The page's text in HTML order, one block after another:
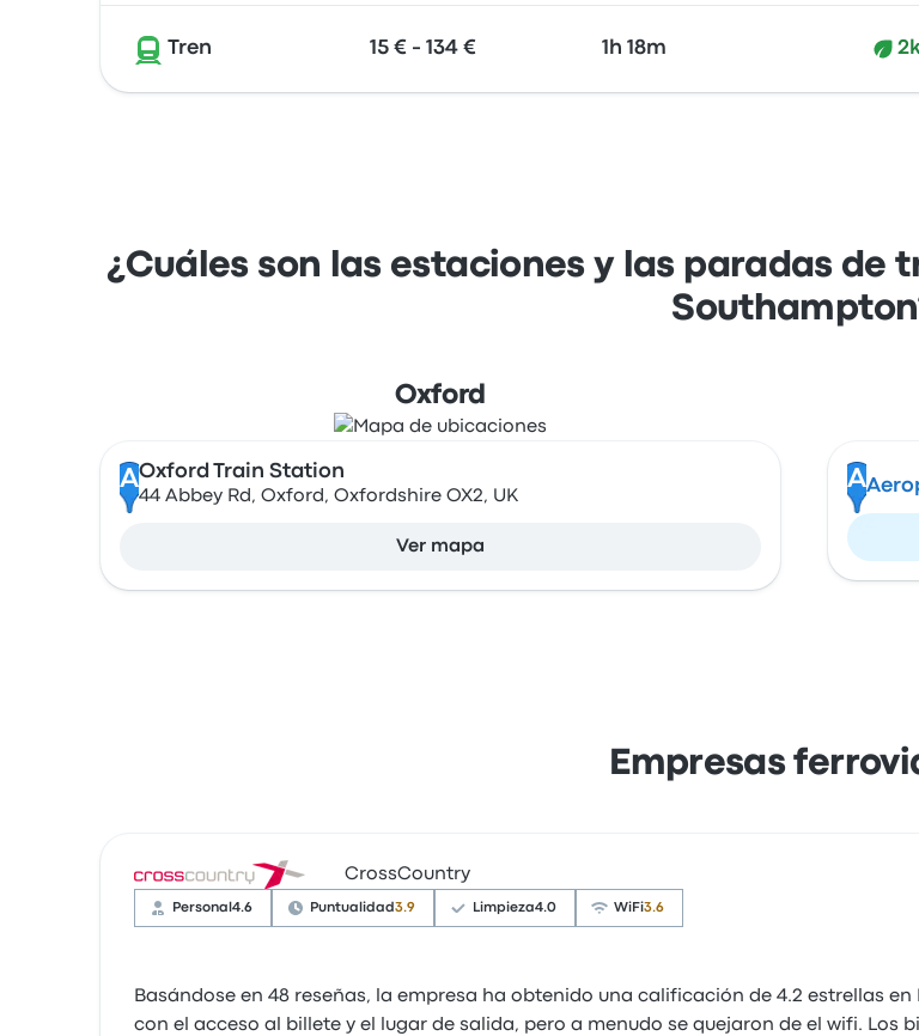
Tren 15 € - 134 € 1h 18m
¿Cuáles son las estaciones y las paradas de
Oxford
AOxford Train Station
44 Abbey Rd, Oxford, Oxfordshire OX2, UK
Ver mapa
A
Empresas
CrossCountry
Personal 4.6 Puntualidad 3.9 Limpieza4.0 WiFi3.6
Basándose en 48 reseñas, la empresa ha obtenido una calificación de 4.2 estrellas
con el acceso al billete y el lugar de salida, pero a menudo se quejaron de el wifi.